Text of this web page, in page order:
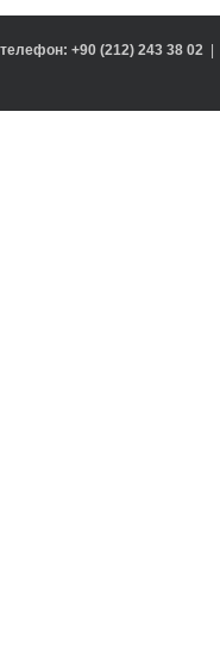
телефон: +90 (212) 243 38 02